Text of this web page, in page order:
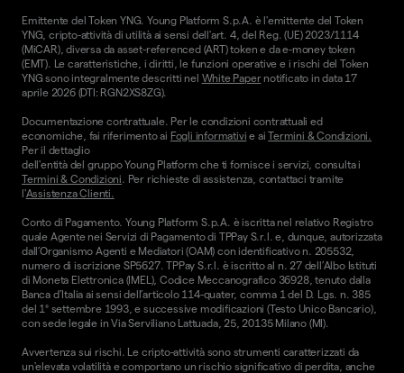
Emittente del Token YNG. Young Platform S.p.A. è l'emittente del Token
YNG, cripto-attività di utilità ai sensi dell'art. 4, del Reg. (UE) 2023/1114
(MiCAR), diversa da asset-referenced (ART) token e da e-money token
(EMT). Le caratteristiche, i diritti, le funzioni operative e i rischi del Token
YNG sono integralmente descritti nel White Papernotificato in data 17
aprile 2026 (DTI: RGN2XS8ZG).
Documentazione contrattuale. Per le condizioni contrattuali ed
economiche, fai riferimento ai Fogli informativi e aiTermini & Condizioni.
Per il dettaglio
dell'entità del gruppo Young Platform che ti fornisce i servizi, consulta i
Termini & Condizioni. Per richieste di assistenza, contattaci tramite
l'Assistenza Clienti.
Conto di Pagamento. Young Platform S.p.A. è iscritta nel relativo Registro
quale Agente nei Servizi di Pagamento di TPPay S.r.l. e, dunque, autorizzata
dall’Organismo Agenti e Mediatori (OAM) con identificativo n. 205532,
numero di iscrizione SP5627. TPPay S.r.l. è iscritto al n. 27 dell’Albo Istituti
di Moneta Elettronica (IMEL), Codice Meccanografico 36928, tenuto dalla
Banca d’Italia ai sensi dell’articolo 114-quater, comma 1 del D. Lgs. n. 385
del 1° settembre 1993, e successive modificazioni (Testo Unico Bancario),
con sede legale in Via Serviliano Lattuada, 25, 20135 Milano (MI).
Avvertenza sui rischi. Le cripto-attività sono strumenti caratterizzati da
un'elevata volatilità e comportano un rischio significativo di perdita, anche